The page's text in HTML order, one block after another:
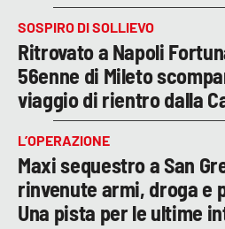
SOSPIRO DI SOLLIEVO
Ritrovato a Napoli
56enne di Mileto
viaggio di rientro dalla
L’OPERAZIONE
Maxi sequestro a San
rinvenute armi, droga e
Una pista per le ultime